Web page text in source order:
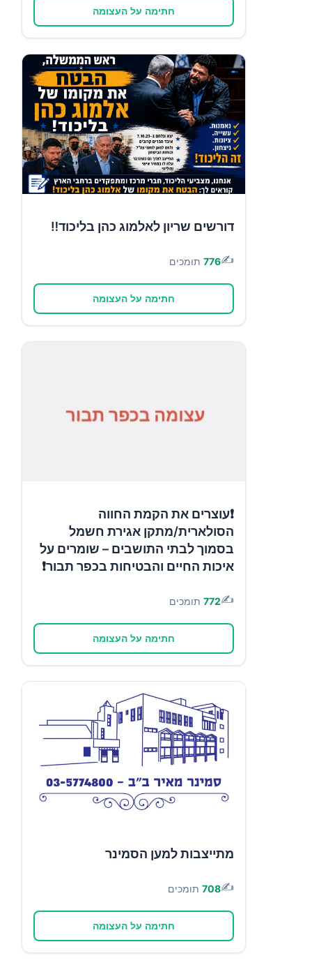
חתימה על העצומה
דורשים שריון לאלמוג כהן בליכוד‼️
✍️
776 תומכים
חתימה על העצומה
❗עוצרים את הקמת החווה
הסולארית/מתקן אגירת חשמל
בסמוך לבתי התושבים – שומרים על
איכות החיים והבטיחות בכפר תבור❗
✍️
772 תומכים
חתימה על העצומה
מתייצבות למען הסמינר
✍️
708 תומכים
חתימה על העצומה